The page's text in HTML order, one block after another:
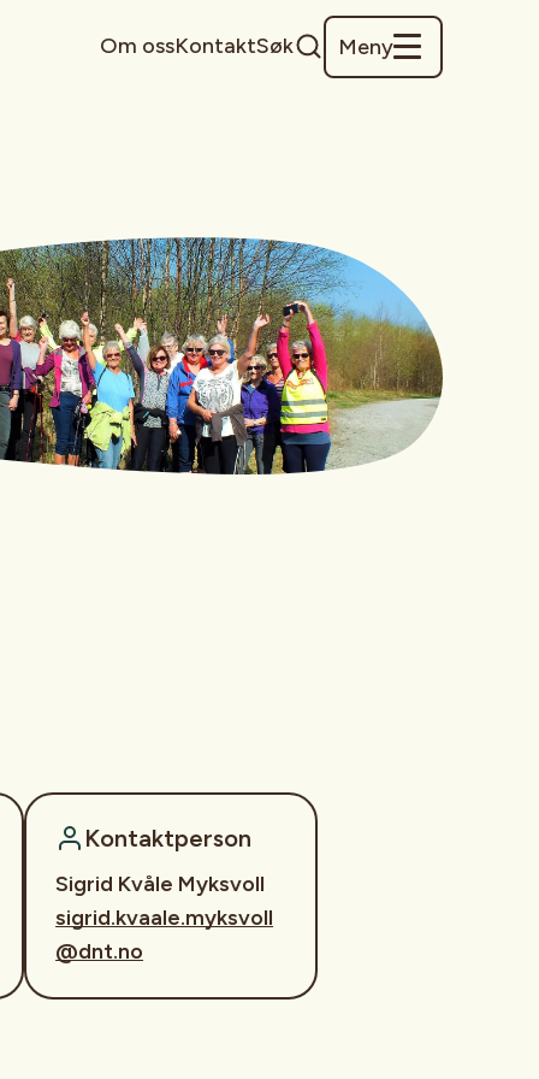
Om ossKontaktSøk Meny
Kontaktperson
Sigrid Kvåle Myksvoll
sigrid.kvaale.myksvoll
@dnt.no